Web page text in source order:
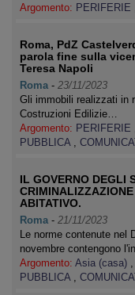
Argomento: PERIFERIE
Roma, PdZ
parola fine sulla
Teresa Napoli
Roma - 23/11/2023
Gli immobili realizzati in
Costruzioni Edilizie…
Argomento: PERIFERIE
PUBBLICA ,
IL GOVERNO DEGLI
ABITATIVO.
Roma - 21/11/2023
Le norme contenute nel
novembre contengono
Argomento: Asia (casa) ,
PUBBLICA ,